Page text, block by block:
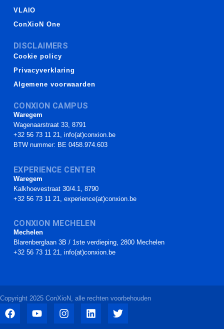
VLAIO
ConXioN One
DISCLAIMERS
Cookie policy
Privacyverklaring
Algemene voorwaarden
CONXION CAMPUS
Waregem
Wagenaarstraat 33, 8791
+32 56 73 11 21, info(at)conxion.be
BTW nummer: BE 0458.974.603
EXPERIENCE CENTER
Waregem
Kalkhoevestraat 30/4.1, 8790
+32 56 73 11 21, experience(at)conxion.be
CONXION MECHELEN
Mechelen
Blarenberglaan 3B / 1ste verdieping, 2800 Mechelen
+32 56 73 11 21, info(at)conxion.be
Copyright 2025 ConXioN, alle rechten voorbehouden